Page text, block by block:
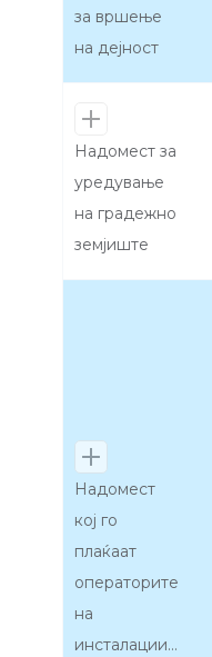
за вршење
на дејност
Надомест за
уредување
на градежно
земјиште
Надомест
кој го
плаќаат
операторите
на
инсталациите